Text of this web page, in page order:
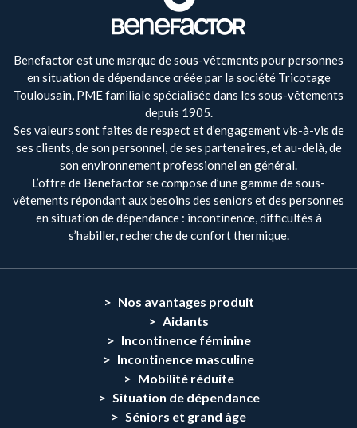
Benefactor est une marque de sous-vêtements pour personnes
en situation de dépendance créée par la société Tricotage
Toulousain, PME familiale spécialisée dans les sous-vêtements
depuis 1905.
Ses valeurs sont faites de respect et d’engagement vis-à-vis de
ses clients, de son personnel, de ses partenaires, et au-delà, de
son environnement professionnel en général.
L’offre de Benefactor se compose d’une gamme de sous-
vêtements répondant aux besoins des seniors et des personnes
en situation de dépendance : incontinence, difficultés à
s’habiller, recherche de confort thermique.
Nos avantages produit
Aidants
Incontinence féminine
Incontinence masculine
Mobilité réduite
Situation de dépendance
Séniors et grand âge